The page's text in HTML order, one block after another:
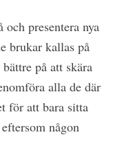
presentera nya
brukar kallas på
på att skära
alla de där
för att bara sitta
någon